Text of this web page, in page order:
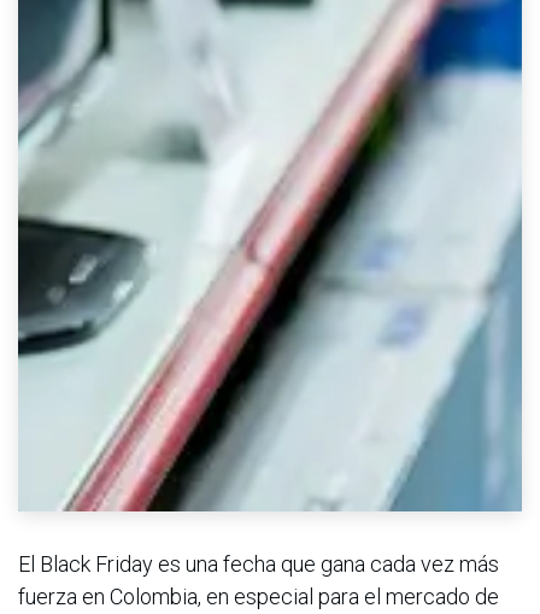
El Black Friday es una fecha que gana cada vez más
fuerza en Colombia, en especial para el mercado de